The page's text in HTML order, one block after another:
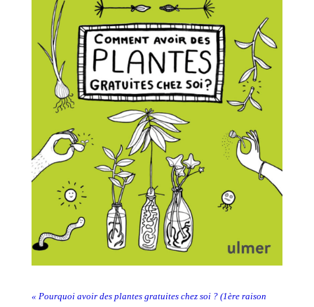
« Pourquoi avoir des plantes gratuites chez soi ? (1ère raison